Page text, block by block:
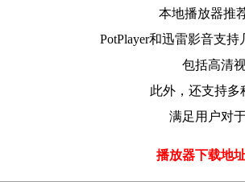
本地播放器推
PotPlayer和迅雷影音支
包括高清
此外，还支持多
满足用户对
播放器下载地